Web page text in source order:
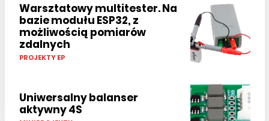
Warsztatowy multitester. Na
bazie modułu ESP32, z
możliwością pomiarów
zdalnych
PROJEKTY EP
Uniwersalny balanser
aktywny 4S